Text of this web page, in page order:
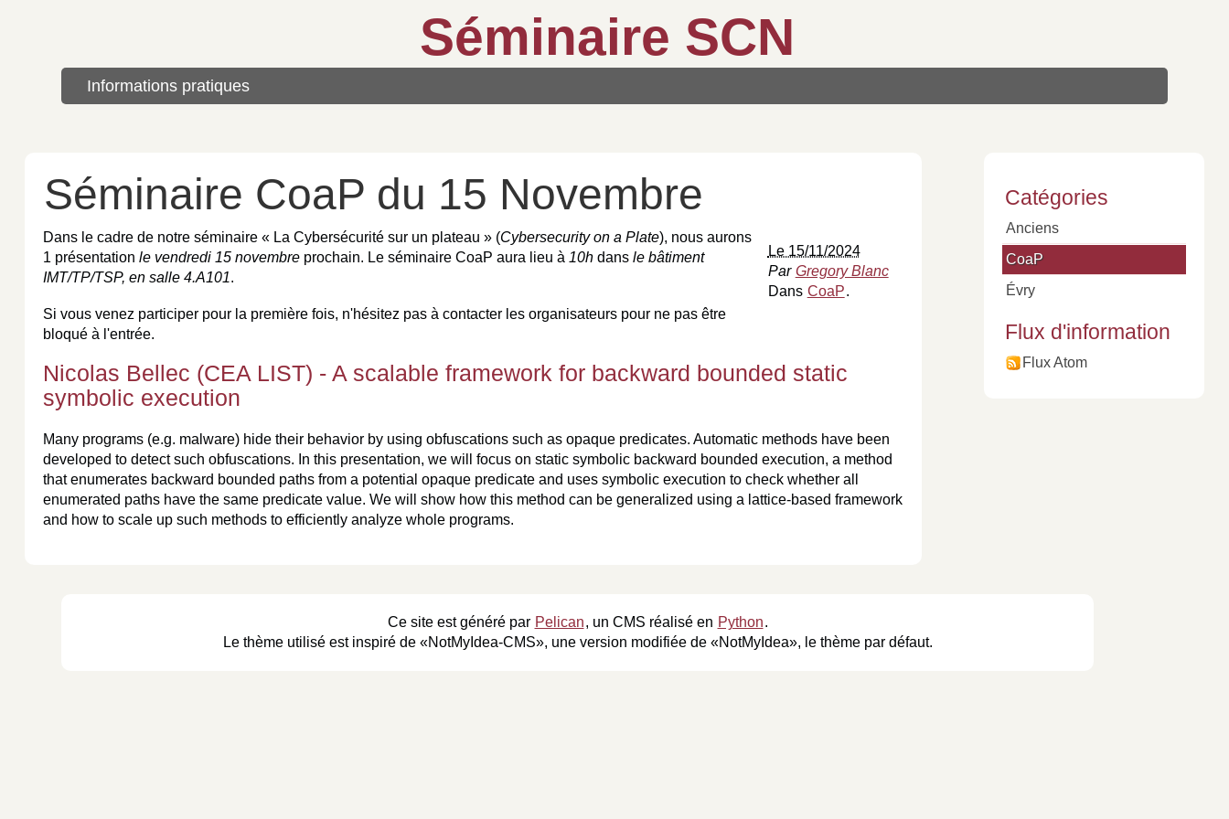
Séminaire SCN
Informations pratiques
Séminaire CoaP du 15 Novembre
Le 15/11/2024
Par Gregory Blanc
Dans CoaP.
Dans le cadre de notre séminaire « La Cybersécurité sur un plateau » (Cybersecurity on a Plate), nous aurons
1 présentation le vendredi 15 novembreprochain. Le séminaire CoaP aura lieu à 10hdans le bâtiment
IMT/TP/TSP, en salle 4.A101.
Si vous venez participer pour la première fois, n'hésitez pas à contacter les organisateurs pour ne pas être
bloqué à l'entrée.
Nicolas Bellec (CEA LIST) - A scalable framework for backward bounded static
symbolic execution
Many programs (e.g. malware) hide their behavior by using obfuscations such as opaque predicates. Automatic methods have been
developed to detect such obfuscations. In this presentation, we will focus on static symbolic backward bounded execution, a method
that enumerates backward bounded paths from a potential opaque predicate and uses symbolic execution to check whether all
enumerated paths have the same predicate value. We will show how this method can be generalized using a lattice-based framework
and how to scale up such methods to efficiently analyze whole programs.
Catégories
Anciens
CoaP
Évry
Flux d'information
Flux Atom
Ce site est généré par Pelican, un CMS réalisé en Python.
Le thème utilisé est inspiré de «NotMyIdea-CMS», une version modifiée de «NotMyIdea», le thème par défaut.